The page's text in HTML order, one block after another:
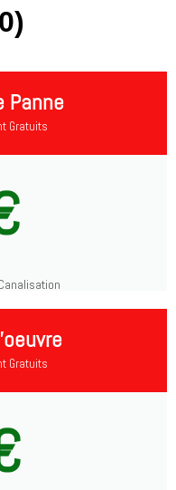
Panne
Gratuits
Gratuits